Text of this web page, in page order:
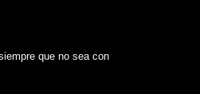
que no sea con